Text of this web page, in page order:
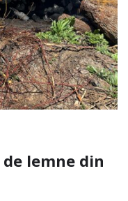
de lemne din